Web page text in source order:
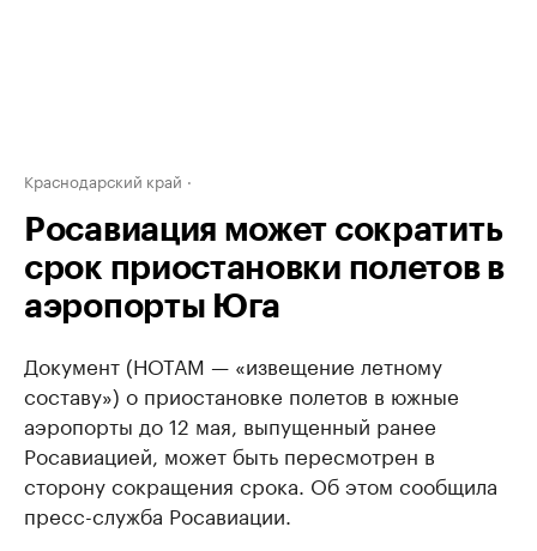
Краснодарский край
Росавиация может сократить
срок приостановки полетов в
аэропорты Юга
Документ (НОТАМ — «извещение летному
составу») о приостановке полетов в южные
аэропорты до 12 мая, выпущенный ранее
Росавиацией, может быть пересмотрен в
сторону сокращения срока. Об этом сообщила
пресс-служба Росавиации.